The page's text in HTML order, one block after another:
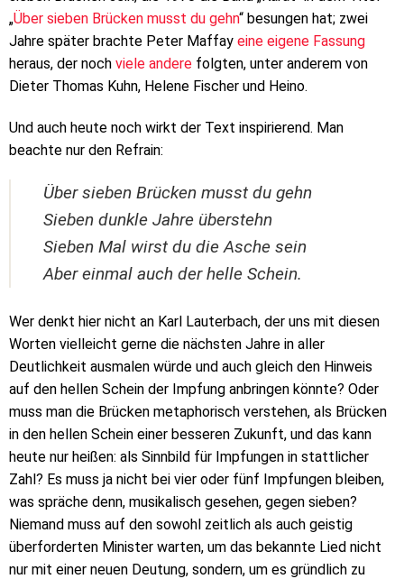
„Über sieben Brücken musst du gehn“ besungen hat; zwei
Jahre später brachte Peter Maffay eine eigene Fassung
heraus, der noch viele andere folgten, unter anderem von
Dieter Thomas Kuhn, Helene Fischer und Heino.
Und auch heute noch wirkt der Text inspirierend. Man
beachte nur den Refrain:
Über sieben Brücken musst du gehn
Sieben dunkle Jahre überstehn
Sieben Mal wirst du die Asche sein
Aber einmal auch der helle Schein.
Wer denkt hier nicht an Karl Lauterbach, der uns mit diesen
Worten vielleicht gerne die nächsten Jahre in aller
Deutlichkeit ausmalen würde und auch gleich den Hinweis
auf den hellen Schein der Impfung anbringen könnte? Oder
muss man die Brücken metaphorisch verstehen, als Brücken
in den hellen Schein einer besseren Zukunft, und das kann
heute nur heißen: als Sinnbild für Impfungen in stattlicher
Zahl? Es muss ja nicht bei vier oder fünf Impfungen bleiben,
was spräche denn, musikalisch gesehen, gegen sieben?
Niemand muss auf den sowohl zeitlich als auch geistig
überforderten Minister warten, um das bekannte Lied nicht
nur mit einer neuen Deutung, sondern, um es gründlich zu